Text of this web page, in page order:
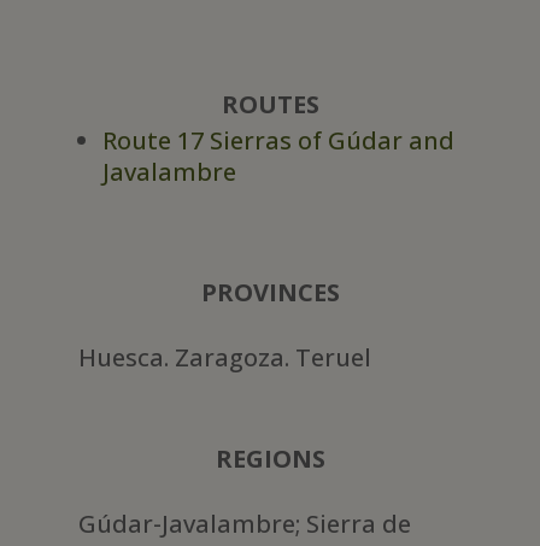
ROUTES
Route 17 Sierras of Gúdar and
Javalambre
PROVINCES
Huesca. Zaragoza. Teruel
REGIONS
Gúdar-Javalambre; Sierra de